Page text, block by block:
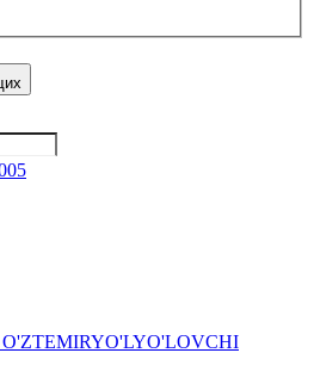
O'ZTEMIRYO'LYO'LOVCHI